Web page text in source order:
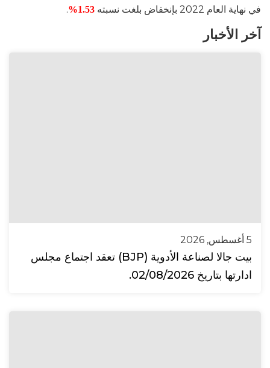
في نهاية العام 2022 بإنخفاض بلغت نسبته
1.53%
.
آخر الأخبار
5 أغسطس, 2026
بيت جالا لصناعة الأدوية (BJP) تعقد اجتماع مجلس
ادارتها بتاريخ 02/08/2026.